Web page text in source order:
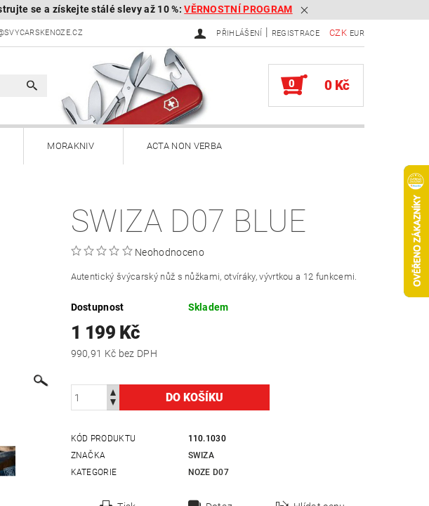
se a získejte stálé slevy až 10 %:VĚRNOSTNÍ PROGRAM
CZK EUR
PŘIHLÁŠENÍ | REGISTRACE
0 0 Kč
MORAKNIV ACTA NON VERBA
Brousky na kapesní nože
Dárkové poukazy Služby
SWIZA D07 BLUE
Neohodnoceno
Autentický švýcarský nůž s nůžkami, otvíráky, vývrtkou a 12 funkcemi.
Dostupnost Skladem
1 199 Kč
990,91 Kč bez DPH
KÓD PRODUKTU
110.1030
ZNAČKA
SWIZA
KATEGORIE
NOZE D07